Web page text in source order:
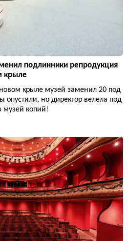
подлинники репродукция
крыле
крыле музей заменил 20 под
но директор велела под
музей копий!